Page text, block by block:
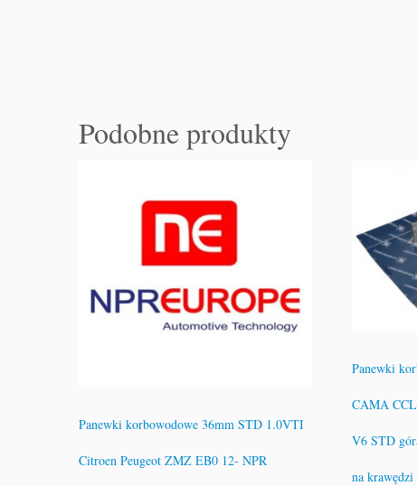
Podobne produkty
Panewki korbowodowe 36mm STD 1.0VTI
Citroen Peugeot ZMZ EB0 12- NPR
Panewki
CAMA
V6 STD
na